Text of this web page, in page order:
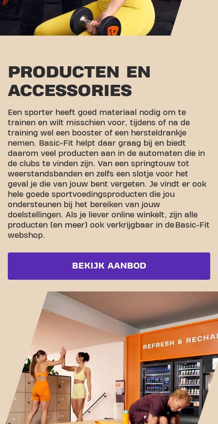
PRODUCTEN EN
ACCESSORIES
Een sporter heeft goed materiaal nodig om te
trainen en wilt misschien voor, tijdens of na de
training wel een booster of een hersteldrankje
nemen. Basic-Fit helpt daar graag bij en biedt
daarom veel producten aan in de automaten die in
de clubs te vinden zijn. Van een springtouw tot
weerstandsbanden en zelfs een slotje voor het
geval je die van jouw bent vergeten. Je vindt er ook
hele goede sportvoedingsproducten die jou
ondersteunen bij het bereiken van jouw
doelstellingen. Als je liever online winkelt, zijn alle
producten (en meer) ook verkrijgbaar in de Basic-Fit
webshop.
BEKIJK AANBOD